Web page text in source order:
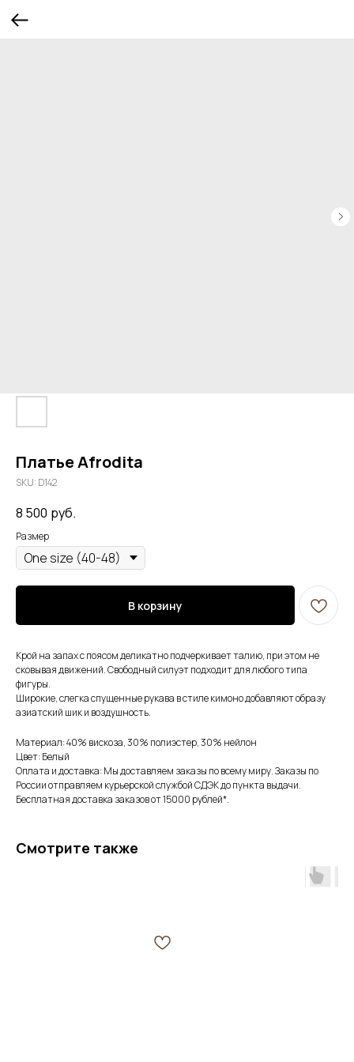
Платье Afrodita
SKU: D142
8 500 руб.
Размер
В корзину
Крой на запах с поясом деликатно подчеркивает талию, при этом не
сковывая движений. Свободный силуэт подходит для любого типа
фигуры.
Широкие, слегка спущенные рукава в стиле кимоно добавляют образу
азиатский шик и воздушность.
Материал: 40% вискоза, 30% полиэстер, 30% нейлон
Цвет: Белый
Оплата и доставка: Мы доставляем заказы по всему миру. Заказы по
России отправляем курьерской службой СДЭК до пункта выдачи.
Бесплатная доставка заказов от 15000 рублей*.
Смотрите также